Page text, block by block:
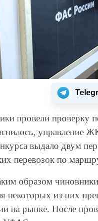
провели проверку
управление
выдало двум
перевозок по
образом
некоторых из них
на рынке. После